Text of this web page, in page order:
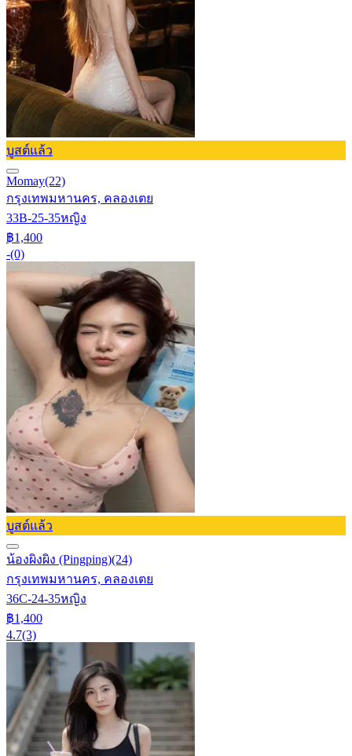
บูสต์แล้ว
Momay(22)
กรุงเทพมหานคร, คลองเตย
33B-25-35หญิง
฿1,400
-(0)
บูสต์แล้ว
น้องผิงผิง (Pingping)(24)
กรุงเทพมหานคร, คลองเตย
36C-24-35หญิง
฿1,400
4.7(3)